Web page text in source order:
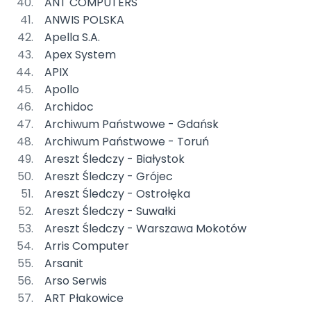
ANWIS POLSKA
Apella S.A.
Apex System
APIX
Apollo
Archidoc
Archiwum Państwowe - Gdańsk
Archiwum Państwowe - Toruń
Areszt Śledczy - Białystok
Areszt Śledczy - Grójec
Areszt Śledczy - Ostrołęka
Areszt Śledczy - Suwałki
Areszt Śledczy - Warszawa Mokotów
Arris Computer
Arsanit
Arso Serwis
ART Płakowice